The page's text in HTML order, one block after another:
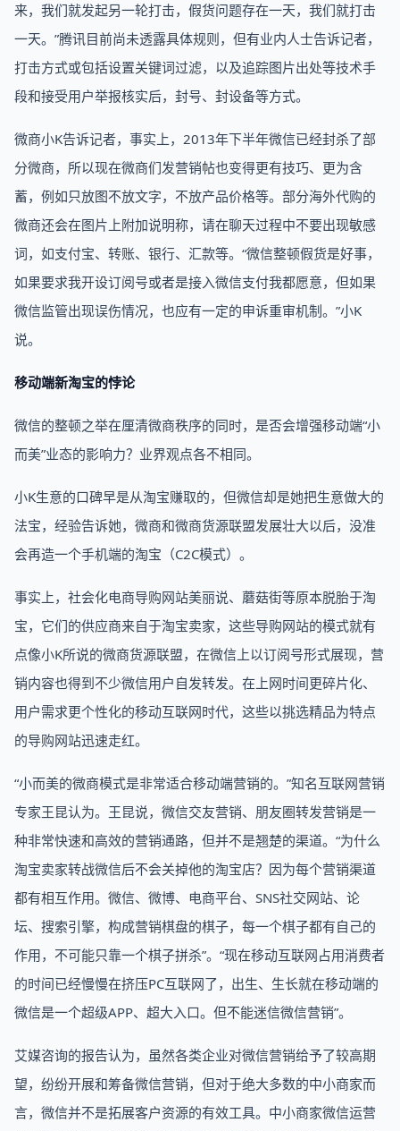
来，我们就发起另一轮打击，假货问题存在一天，我们就打击
一天。”腾讯目前尚未透露具体规则，但有业内人士告诉记者，
打击方式或包括设置关键词过滤，以及追踪图片出处等技术手
段和接受用户举报核实后，封号、封设备等方式。
微商小K告诉记者，事实上，2013年下半年微信已经封杀了部
分微商，所以现在微商们发营销帖也变得更有技巧、更为含
蓄，例如只放图不放文字，不放产品价格等。部分海外代购的
微商还会在图片上附加说明称，请在聊天过程中不要出现敏感
词，如支付宝、转账、银行、汇款等。“微信整顿假货是好事，
如果要求我开设订阅号或者是接入微信支付我都愿意，但如果
微信监管出现误伤情况，也应有一定的申诉重审机制。”小K
说。
移动端新淘宝的悖论
微信的整顿之举在厘清微商秩序的同时，是否会增强移动端“小
而美”业态的影响力？业界观点各不相同。
小K生意的口碑早是从淘宝赚取的，但微信却是她把生意做大的
法宝，经验告诉她，微商和微商货源联盟发展壮大以后，没准
会再造一个手机端的淘宝（C2C模式）。
事实上，社会化电商导购网站美丽说、蘑菇街等原本脱胎于淘
宝，它们的供应商来自于淘宝卖家，这些导购网站的模式就有
点像小K所说的微商货源联盟，在微信上以订阅号形式展现，营
销内容也得到不少微信用户自发转发。在上网时间更碎片化、
用户需求更个性化的移动互联网时代，这些以挑选精品为特点
的导购网站迅速走红。
“小而美的微商模式是非常适合移动端营销的。”知名互联网营销
专家王昆认为。王昆说，微信交友营销、朋友圈转发营销是一
种非常快速和高效的营销通路，但并不是翘楚的渠道。“为什么
淘宝卖家转战微信后不会关掉他的淘宝店？因为每个营销渠道
都有相互作用。微信、微博、电商平台、SNS社交网站、论
坛、搜索引擎，构成营销棋盘的棋子，每一个棋子都有自己的
作用，不可能只靠一个棋子拼杀”。“现在移动互联网占用消费者
的时间已经慢慢在挤压PC互联网了，出生、生长就在移动端的
微信是一个超级APP、超大入口。但不能迷信微信营销”。
艾媒咨询的报告认为，虽然各类企业对微信营销给予了较高期
望，纷纷开展和筹备微信营销，但对于绝大多数的中小商家而
言，微信并不是拓展客户资源的有效工具。中小商家微信运营